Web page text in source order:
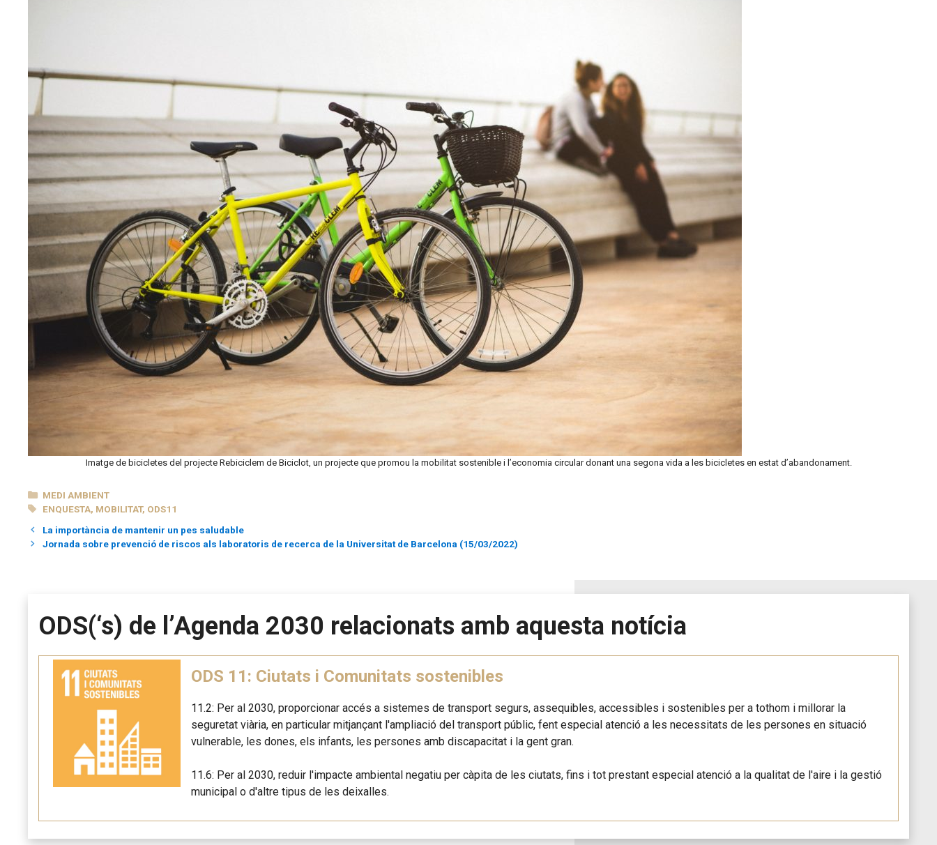
Imatge de bicicletes del projecte Rebiciclem de Biciclot, un projecte que promou la mobilitat sostenible i l’economia circular donant una segona vida a les bicicletes en estat d’abandonament.
CATEGORIES
MEDI AMBIENT
ETIQUETES
ENQUESTA, MOBILITAT, ODS11
La importància de mantenir un pes saludable
Jornada sobre prevenció de riscos als laboratoris de recerca de la Universitat de Barcelona (15/03/2022)
ODS(‘s) de l’Agenda 2030 relacionats amb aquesta notícia
ODS 11: Ciutats i Comunitats sostenibles
11.2: Per al 2030, proporcionar accés a sistemes de transport segurs, assequibles, accessibles i sostenibles per a tothom i millorar la
seguretat viària, en particular mitjançant l'ampliació del transport públic, fent especial atenció a les necessitats de les persones en situació
vulnerable, les dones, els infants, les persones amb discapacitat i la gent gran.
11.6: Per al 2030, reduir l'impacte ambiental negatiu per càpita de les ciutats, fins i tot prestant especial atenció a la qualitat de l'aire i la gestió
municipal o d'altre tipus de les deixalles.